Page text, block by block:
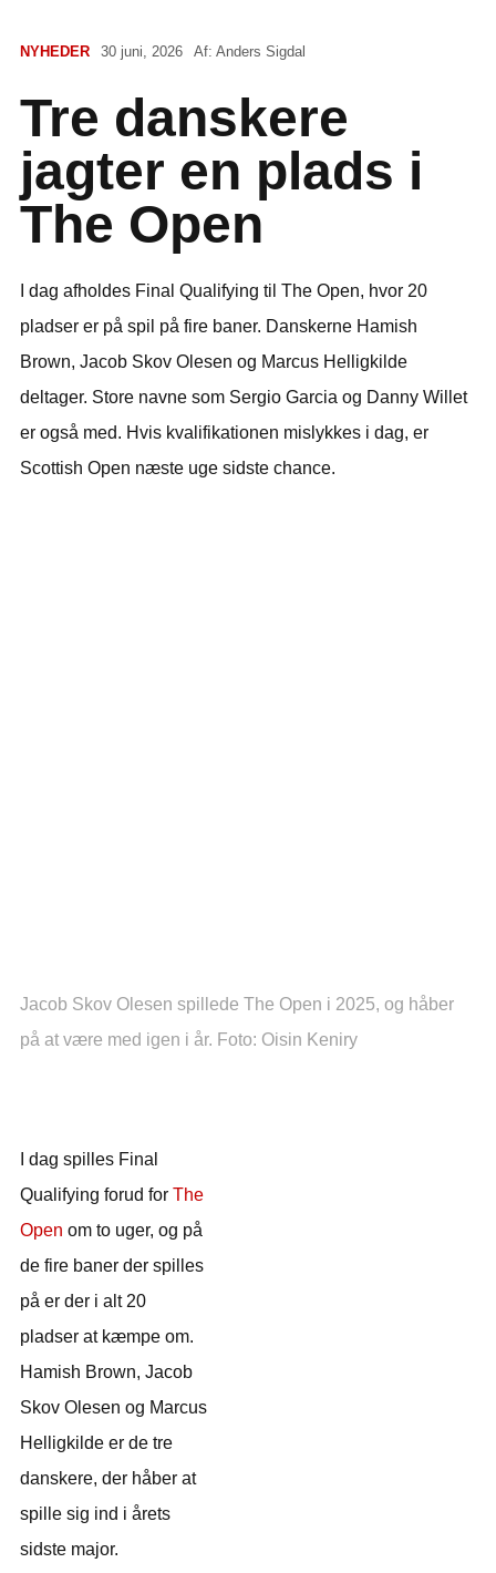
NYHEDER 30 juni, 2026 Af: Anders Sigdal
Tre danskere
jagter en plads i
The Open
I dag afholdes Final Qualifying til The Open, hvor 20
pladser er på spil på fire baner. Danskerne Hamish
Brown, Jacob Skov Olesen og Marcus Helligkilde
deltager. Store navne som Sergio Garcia og Danny Willet
er også med. Hvis kvalifikationen mislykkes i dag, er
Scottish Open næste uge sidste chance.
Jacob Skov Olesen spillede The Open i 2025, og håber
på at være med igen i år. Foto: Oisin Keniry
I dag spilles Final
Qualifying forud for The
Open om to uger, og på
de fire baner der spilles
på er der i alt 20
pladser at kæmpe om.
Hamish Brown, Jacob
Skov Olesen og Marcus
Helligkilde er de tre
danskere, der håber at
spille sig ind i årets
sidste major.